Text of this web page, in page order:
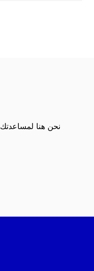
نحن هنا